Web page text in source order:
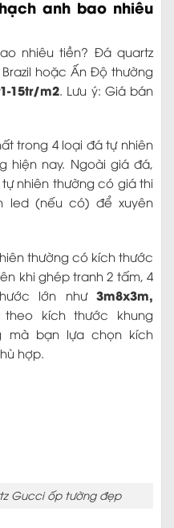
anh bao nhiêu
nhiêu tiền? Đá quartz
hoặc Ấn Độ thường
15tr/m2 . Lưu ý: Giá bán
trong 4 loại đá tự nhiên
hiện nay. Ngoài giá đá,
nhiên thường có giá thi
led (nếu có) để xuyên
thường có kích thước
khi ghép tranh 2 tấm, 4
lớn như 3m8x3m,
theo kích thước khung
mà bạn lựa chọn kích
hợp.
Gucci ốp tường đẹp